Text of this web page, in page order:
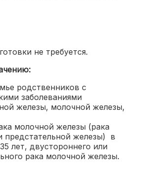
не требуется.
родственников с
заболеваниями
железы, молочной железы,
молочной железы (рака
предстательной железы) в
лет, двустороннего или
рака молочной железы.